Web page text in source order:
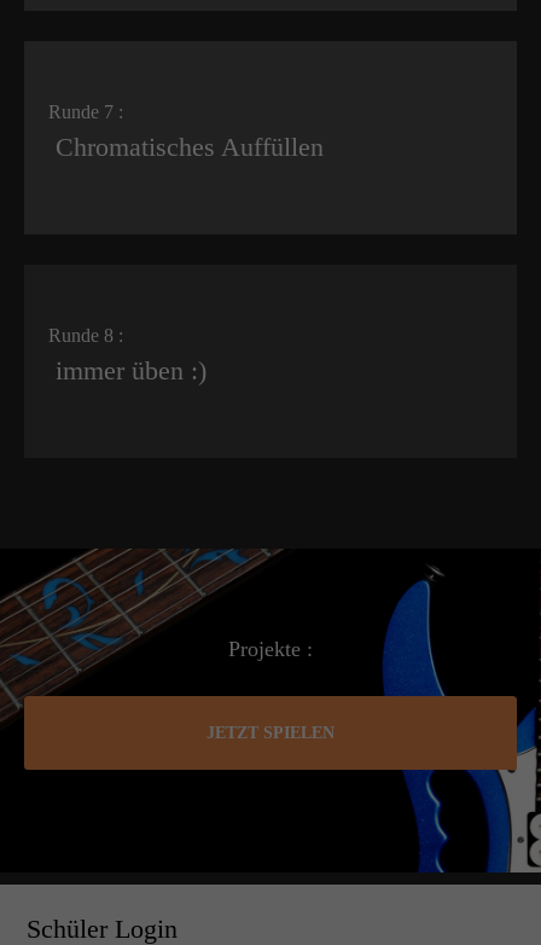
Runde 7 :
Chromatisches Auffüllen
Runde 8 :
immer üben :)
Projekte :
JETZT SPIELEN
Schüler Login